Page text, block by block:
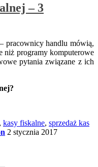
– 3
pracownicy handlu mówią,
niż programy komputerowe
pytania związane z ich
, kasy fiskalne, sprzedaż kas
2 stycznia 2017